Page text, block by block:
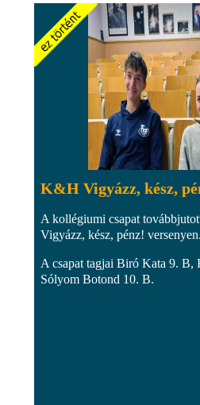
K&H Vigyázz, kész,
A kollégiumi csapat
Vigyázz, kész, pénz! versenyen.
A csapat tagjai Biró Kata 9. B,
Sólyom Botond 10. B.